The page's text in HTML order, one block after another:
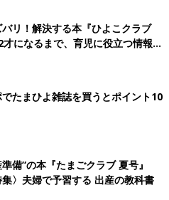
れるの？
リ！解決する本『ひよこクラブ
になるまで、育児に役立つ情報が
たまひよ雑誌を買うとポイント10
備”の本『たまごクラブ 夏号』
集〉夫婦で予習する 出産の教科書